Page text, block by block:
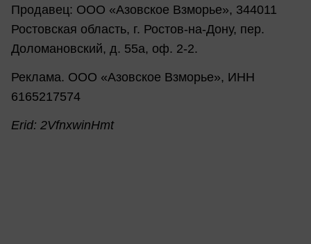
Продавец: ООО «Азовское Взморье», 344011
Ростовская область, г. Ростов-на-Дону, пер.
Доломановский, д. 55а, оф. 2-2.
Реклама. ООО «Азовское Взморье», ИНН
6165217574
Erid: 2VfnxwinHmt